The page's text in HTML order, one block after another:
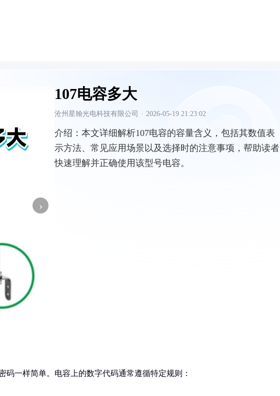
›
107电容多大
沧州星翰光电科技有限公司 · 2026-05-19 21:23:02
介绍： 本文详细解析107电容的容量含义，包括其数值表
示方法、常见应用场景以及选择时的注意事项，帮助读者
快速理解并正确使用该型号电容。
码一样简单。电容上的数字代码通常遵循特定规则：